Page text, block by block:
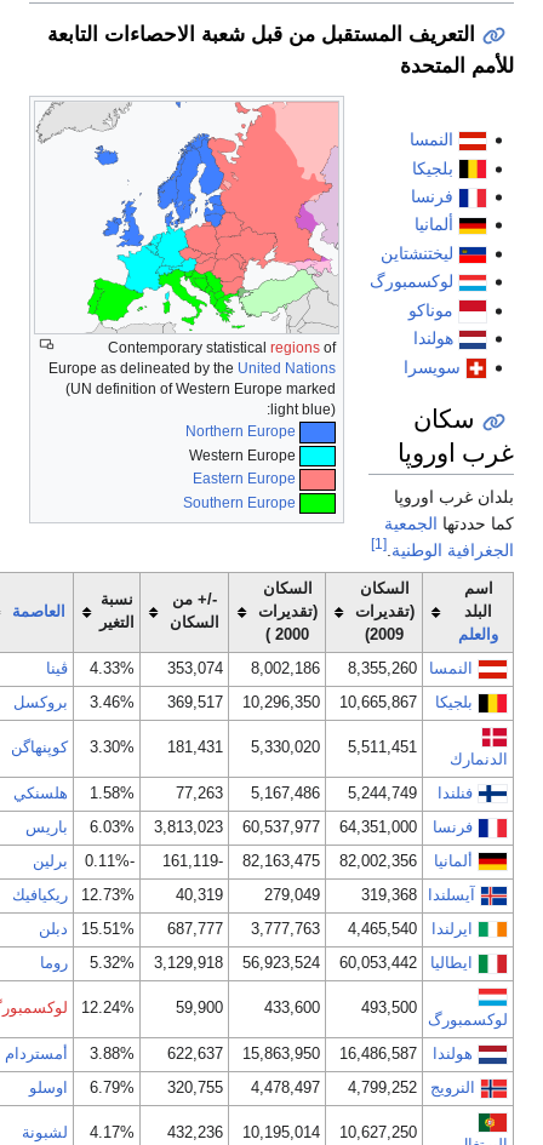
التعريف المستقبل من قبل شعبة الاحصاءات التابعة
للأمم المتحدة
Contemporary statisticalregions
Europe as delineated by theUnited Nations
(UN definition of Western Europe marked
light blue):
Northern Europe
Eastern Europe
Southern Europe
النمسا
بلجيكا
فرنسا
ألمانيا
ليختنشتاين
لوكسمبورگ
موناكو
هولندا
سويسرا
سكان
غرب اوروپا
بلدان غرب اوروپا
كما حددتهاالجمعية
الجغرافية الوطنية.
اسم
البلد
والعلم
السكان
(تقديرات
2009)
السكان
(تقديرات
2000 )
-/+ من
السكان
نسبة
التغير
العاصمة
النمسا 8,355,260
8,002,186
353,074
4.33%
ڤينا
بلجيكا
10,665,867
10,296,350
369,517
3.46% بروكسل
الدنمارك
5,511,451
5,330,020
181,431
3.30% كوپنهاگن
فنلندا 5,244,749
5,167,486
77,263
1.58%
هلسنكي
فرنسا
64,351,000
60,537,977
3,813,023
6.03%
باريس
ألمانيا
82,002,356
82,163,475
برلين
آيسلندا
319,368
279,049
40,319
12.73%
ريكيافيك
ايرلندا
4,465,540
3,777,763
687,777
15.51%
دبلن
ايطاليا
60,053,442
56,923,524
3,129,918
5.32% روما
لوكسمبورگ
493,500
433,600
59,900
12.24% لوكسمبورگ
هولندا 16,486,587
15,863,950
622,637
3.88%
أمستردام
النرويج
4,799,252
4,478,497
320,755
6.79% اوسلو
10,627,250
10,195,014
432,236
4.17% لشبونة